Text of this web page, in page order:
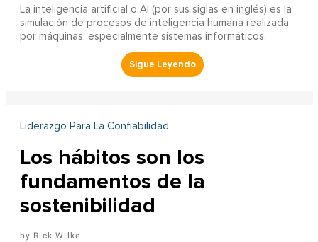
La inteligencia artificial o AI (por sus siglas en inglés) es la
simulación de procesos de inteligencia humana realizada
por máquinas, especialmente sistemas informáticos.
Liderazgo Para La Confiabilidad
Los hábitos son los
fundamentos de la
sostenibilidad
Rick Wilke